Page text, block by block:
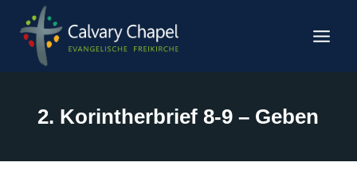
Inhalt
springen
2. Korintherbrief 8-9 – Geben